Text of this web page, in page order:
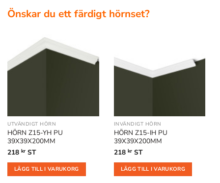
Önskar du ett färdigt hörnset?
UTVÄNDIGT HÖRN
HÖRN Z15-YH PU
39X39X200MM
218 kr ST
LÄGG TILL I VARUKORG
INVÄNDIGT HÖRN
HÖRN Z15-IH PU
39X39X200MM
218 kr ST
LÄGG TILL I VARUKORG